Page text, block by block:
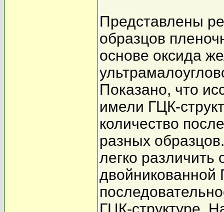
Представлены
образцов
основе оксида
Показано, что
имели ГЦК-
количество
разных
легко
двойникованной